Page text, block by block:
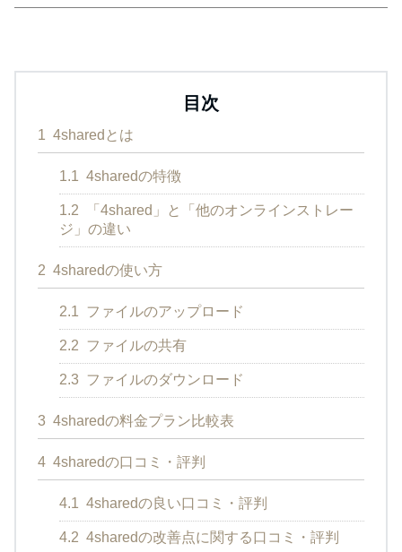
目次
1 4sharedとは
1.1 4sharedの特徴
1.2
「4shared」と「他のオンラインストレー
ジ」の違い
2 4sharedの使い方
2.1 ファイルのアップロード
2.2 ファイルの共有
2.3 ファイルのダウンロード
3 4sharedの料金プラン比較表
4 4sharedの口コミ・評判
4.1 4sharedの良い口コミ・評判
4.2 4sharedの改善点に関する口コミ・評判